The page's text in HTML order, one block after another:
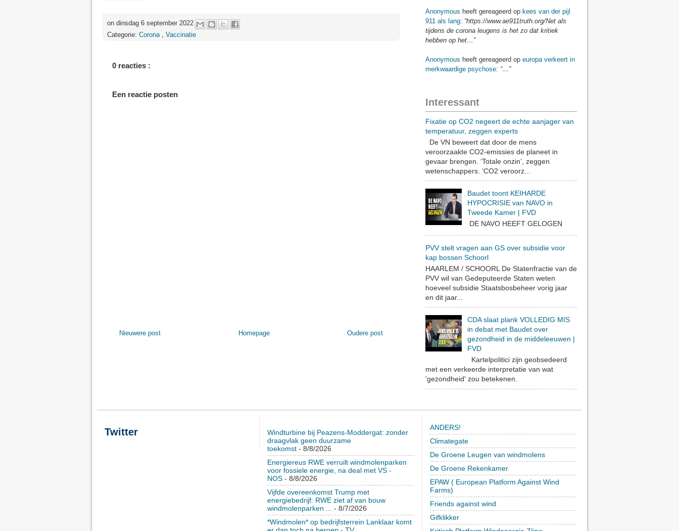
on dinsdag 6 september 2022
Categorie: Corona , Vaccinatie
0 reacties :
Een reactie posten
Nieuwere post Oudere post
Homepage
Anonymous heeft gereageerd op kees van der pijl
911 als lang: “https://www.ae911truth.org/Net als
tijdens de corona leugens is het zo dat kritiek
hebben op het…”
Anonymous heeft gereageerd op europa verkeert in
merkwaardige psychose: “…”
Interessant
Fixatie op CO2 negeert de echte aanjager van
temperatuur, zeggen experts
De VN beweert dat door de mens
veroorzaakte CO2-emissies de planeet in
gevaar brengen. ‘Totale onzin’, zeggen
wetenschappers. ‘CO2 veroorz...
Baudet toont KEIHARDE
HYPOCRISIE van NAVO in
Tweede Kamer | FVD
DE NAVO HEEFT GELOGEN
PVV stelt vragen aan GS over subsidie voor
kap bossen Schoorl
HAARLEM / SCHOORL De Statenfractie van de
PVV wil van Gedeputeerde Staten weten
hoeveel subsidie Staatsbosbeheer vorig jaar
en dit jaar...
CDA slaat plank VOLLEDIG MIS
in debat met Baudet over
gezondheid in de middeleeuwen |
FVD
Kartelpolitici zijn geobsedeerd
met een verkeerde interpretatie van wat
'gezondheid' zou betekenen.
Twitter
Windturbine bij Peazens-Moddergat: zonder
draagvlak geen duurzame
toekomst- 8/8/2026
Energiereus RWE verruilt windmolenparken
voor fossiele energie, na deal met VS -
NOS- 8/8/2026
Vijfde overeenkomst Trump met
energiebedrijf: RWE ziet af van bouw
windmolenparken ...
- 8/7/2026
*Windmolen* op bedrijfsterrein Lanklaar komt
ANDERS!
Climategate
De Groene Leugen van windmolens
De Groene Rekenkamer
EPAW ( European Platform Against Wind
Farms)
Friends against wind
Gifklikker